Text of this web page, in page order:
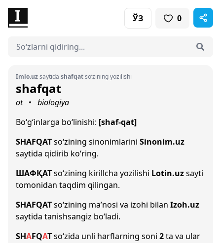
ЎЗ 0
Imlo.uzsaytida shafqatso‘zining yozilishi
shafqat
ot •
biologiya
Bo‘g‘inlarga bo‘linishi: [shaf-qat]
SHAFQATso‘zining sinonimlarini Sinonim.uz
saytida qidirib ko‘ring.
ШАФҚАТso‘zining kirillcha yozilishi Lotin.uzsayti
tomonidan taqdim qilingan.
SHAFQATso‘zining ma’nosi va izohi bilan Izoh.uz
saytida tanishsangiz bo‘ladi.
SHAFQATso‘zida unli harflarning soni 2ta va ular